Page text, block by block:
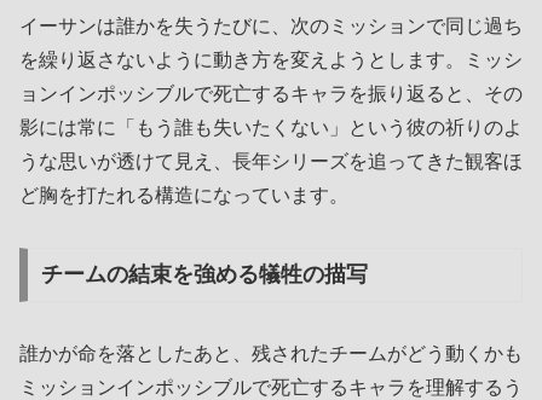
イーサンは誰かを失うたびに、次のミッションで同じ過ち
を繰り返さないように動き方を変えようとします。ミッシ
ョンインポッシブルで死亡するキャラを振り返ると、その
影には常に「もう誰も失いたくない」という彼の祈りのよ
うな思いが透けて見え、長年シリーズを追ってきた観客ほ
ど胸を打たれる構造になっています。
チームの結束を強める犠牲の描写
誰かが命を落としたあと、残されたチームがどう動くかも
ミッションインポッシブルで死亡するキャラを理解するう